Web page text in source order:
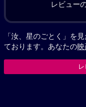
レビュー
「汝、星のごとく」を
ております。あなたの映